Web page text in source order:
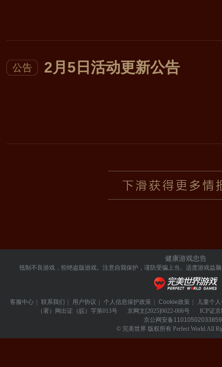
公告 2月5日活动更新公告
健康游戏忠告
抵制不良游戏，拒绝盗版游戏。注意自我保护，谨防受骗上当。 适度游戏益
客服中心 联系我们 用户协议 个人信息保护政策 Cookie政策
儿童个
（署）网出证（皖）字第013号
京网文 [2025]0022-006号 ICP证
京公网安备
© 完美世界 版权所有 Perfect World.All